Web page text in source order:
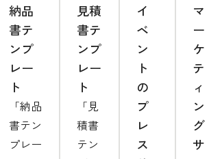
納品
書テ
ンプ
レー
ト
「納品
書テン
プレー
見積
書テ
ンプ
レー
ト
「見
積書
テン
イ
ベ
ン
ト
の
プ
レ
ス
マ
ー
ケ
テ
ィ
ン
グ
サ